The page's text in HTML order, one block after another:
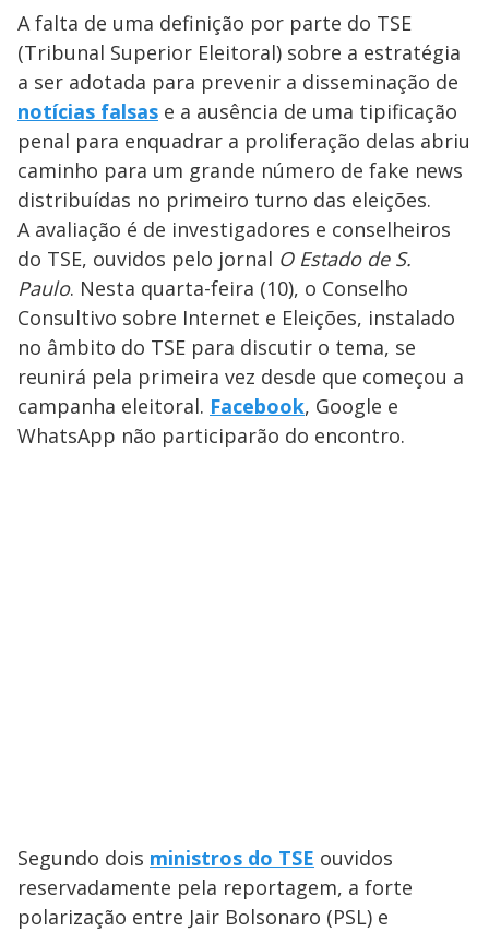
A falta de uma definição por parte do TSE
(Tribunal Superior Eleitoral) sobre a estratégia
a ser adotada para prevenir a disseminação de
notícias falsas e a ausência de uma tipificação
penal para enquadrar a proliferação delas abriu
caminho para um grande número de fake news
distribuídas no primeiro turno das eleições.
A avaliação é de investigadores e conselheiros
do TSE, ouvidos pelo jornal O Estado de S.
Paulo. Nesta quarta-feira (10), o Conselho
Consultivo sobre Internet e Eleições, instalado
no âmbito do TSE para discutir o tema, se
reunirá pela primeira vez desde que começou a
campanha eleitoral. Facebook, Google e
WhatsApp não participarão do encontro.
Segundo dois ministros do TSE ouvidos
reservadamente pela reportagem, a forte
polarização entre Jair Bolsonaro (PSL) e